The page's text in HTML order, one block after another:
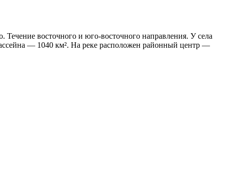
Течение восточного и юго-восточного направления. У села
— 1040 км². На реке расположен районный центр —